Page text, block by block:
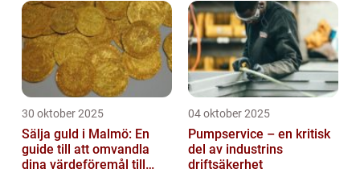
30 oktober 2025
Sälja guld i Malmö: En
guide till att omvandla
dina värdeföremål till
04 oktober 2025
Pumpservice – en kritisk
del av industrins
driftsäkerhet